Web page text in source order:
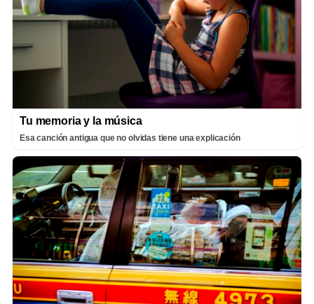
Tu memoria y la música
Esa canción antigua que no olvidas tiene una explicación